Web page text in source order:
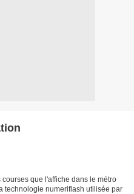
que l'affiche dans le métro
technologie numeriflash utilisée par